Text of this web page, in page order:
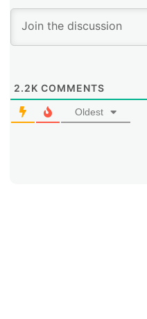
2.2K COMMENTS
Oldest